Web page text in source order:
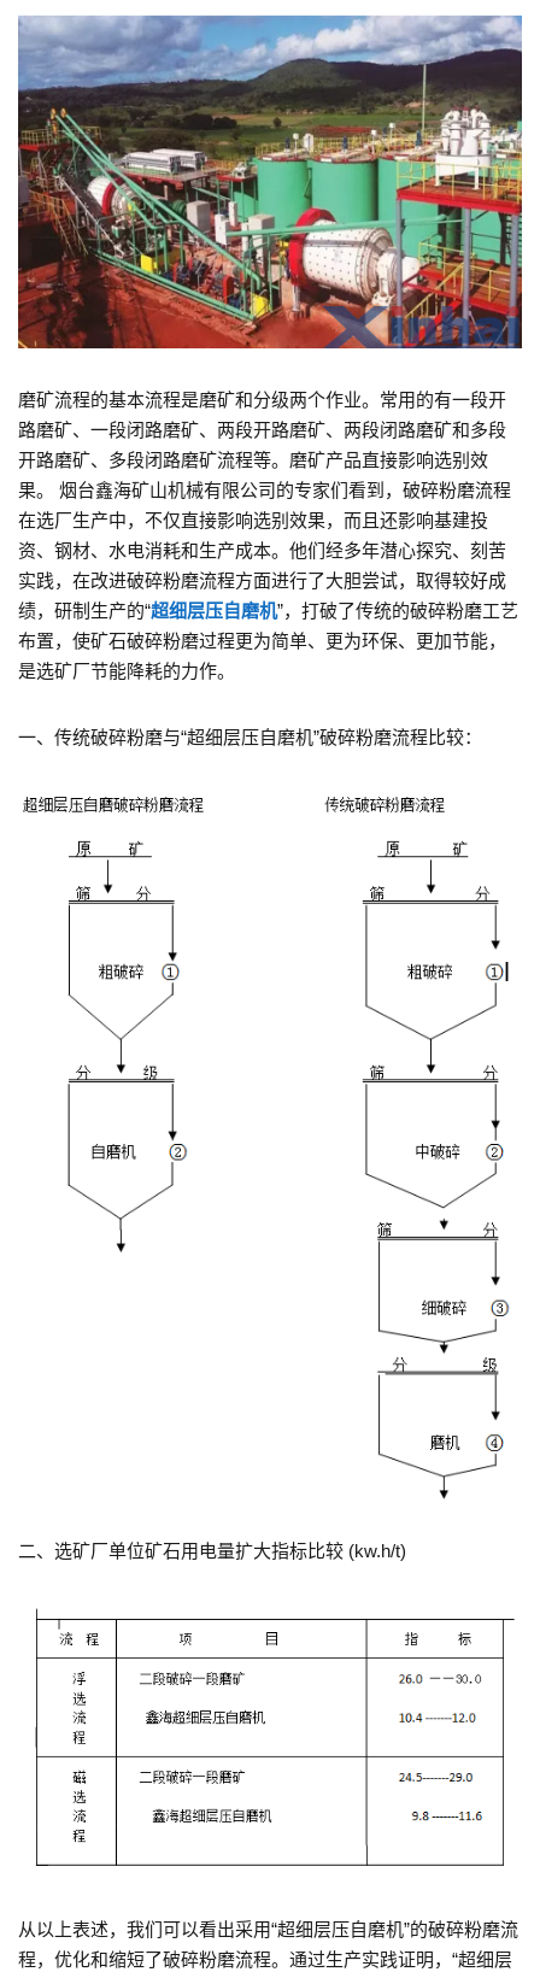
磨矿流程的基本流程是磨矿和分级两个作业。常用的有一段开
路磨矿、一段闭路磨矿、两段开路磨矿、两段闭路磨矿和多段
开路磨矿、多段闭路磨矿流程等。磨矿产品直接影响选别效
果。 烟台鑫海矿山机械有限公司的专家们看到，破碎粉磨流程
在选厂生产中，不仅直接影响选别效果，而且还影响基建投
资、钢材、水电消耗和生产成本。他们经多年潜心探究、刻苦
实践，在改进破碎粉磨流程方面进行了大胆尝试，取得较好成
绩，研制生产的“超细层压自磨机”，打破了传统的破碎粉磨工艺
布置，使矿石破碎粉磨过程更为简单、更为环保、更加节能，
是选矿厂节能降耗的力作。
一、传统破碎粉磨与“超细层压自磨机”破碎粉磨流程比较：
二、选矿厂单位矿石用电量扩大指标比较 (kw.h/t)
从以上表述，我们可以看出采用“超细层压自磨机”的破碎粉磨流
程，优化和缩短了破碎粉磨流程。通过生产实践证明，“超细层